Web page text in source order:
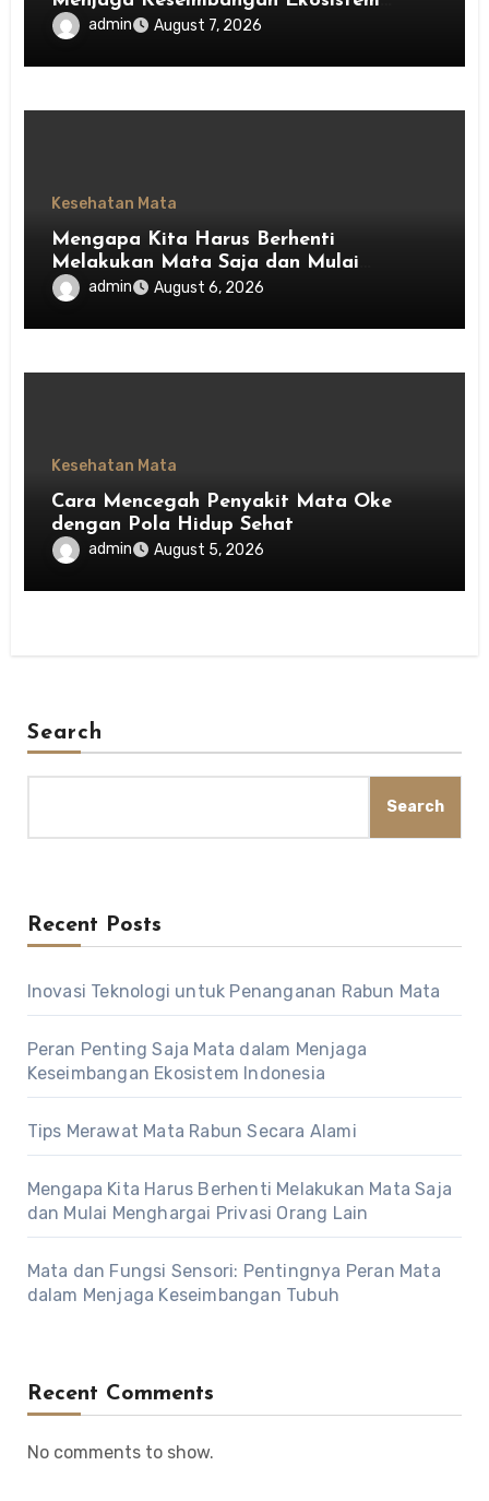
Indonesia
admin August 7, 2026
Kesehatan Mata
Mengapa Kita Harus Berhenti
Melakukan Mata Saja dan Mulai
Menghargai Privasi Orang Lain
admin August 6, 2026
Kesehatan Mata
Cara Mencegah Penyakit Mata Oke
dengan Pola Hidup Sehat
admin August 5, 2026
Search
Search
Recent Posts
Inovasi Teknologi untuk Penanganan Rabun Mata
Peran Penting Saja Mata dalam Menjaga
Keseimbangan Ekosistem Indonesia
Tips Merawat Mata Rabun Secara Alami
Mengapa Kita Harus Berhenti Melakukan Mata Saja
dan Mulai Menghargai Privasi Orang Lain
Mata dan Fungsi Sensori: Pentingnya Peran Mata
dalam Menjaga Keseimbangan Tubuh
Recent Comments
No comments to show.